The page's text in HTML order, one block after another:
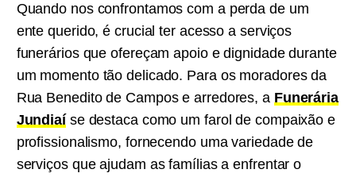
Quando nos confrontamos com a perda de um
ente querido, é crucial ter acesso a serviços
funerários que ofereçam apoio e dignidade durante
um momento tão delicado. Para os moradores da
Rua Benedito de Campos e arredores, a Funerária
Jundiaíse destaca como um farol de compaixão e
profissionalismo, fornecendo uma variedade de
serviços que ajudam as famílias a enfrentar o